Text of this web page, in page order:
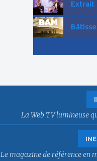
Extrait
La Web TV lumineuse
Le magazine de référence en